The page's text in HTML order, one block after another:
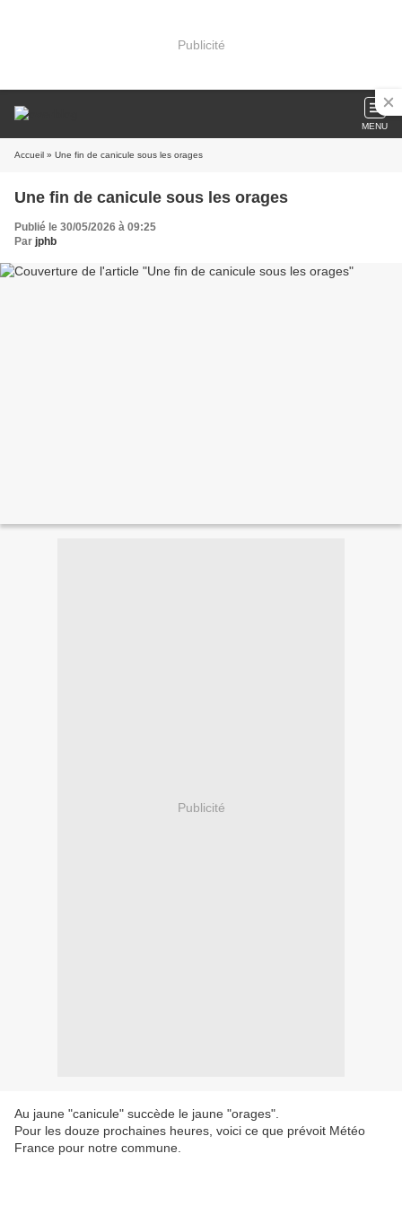
Publicité
MENU
Accueil » Une fin de canicule sous les orages
Une fin de canicule sous les orages
Publié le 30/05/2026 à 09:25
Par jphb
Publicité
Au jaune "canicule" succède le jaune "orages".
Pour les douze prochaines heures, voici ce que prévoit Météo
France pour notre commune.